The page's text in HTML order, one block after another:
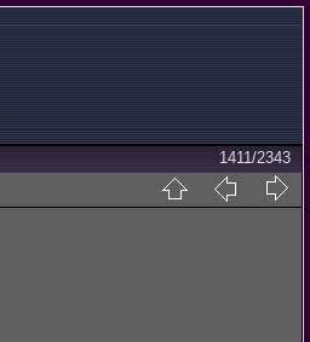
1411/2343